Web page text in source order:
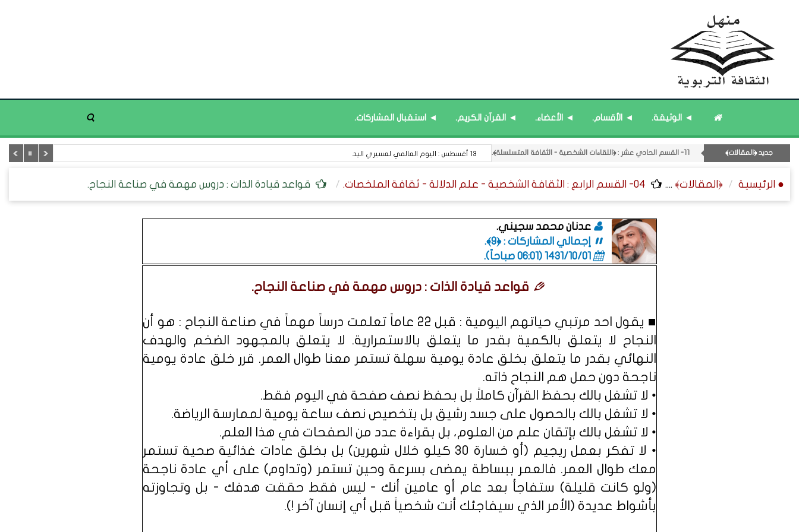
◄ الوثيقة. ◄ الأقسام. ◄ الأعضاء. ◄ القرآن الكريم. ◄ استقبال المشاركات.
جديد ﴿المقالات﴾
۝ قائمة مُحدَّثة : مختارات من المشاركات المُحدَّثة.
11- القسم الحادي عشر : ﴿اللقاءات الشخصية - الثقافة المتسلسلة﴾.
۝ قائمة مُثبتة : إدارة منهل الثقافة التربوية.
13 أغسطس : اليوم العالمي لعسيري اليد.
● الرئيسية ﴿المقالات﴾ .... 04- القسم الرابع : الثقافة الشخصية - علم الدلالة - ثقافة الملخصات. قواعد قيادة الذات : دروس مهمة في صناعة النجاح.
عدنان محمد سجيني.
إجمالي المشاركات : ﴿9﴾.
1431/10/01 (06:01 صباحاً)
.
قواعد قيادة الذات : دروس مهمة في صناعة النجاح.
■ يقول احد مرتبي حياتهم اليومية : قبل 22 عاماً تعلمت درساً مهماً في صناعة النجاح : هو أن
النجاح لا يتعلق بالكمية بقدر ما يتعلق بالاستمرارية. لا يتعلق بالمجهود الضخم والهدف
النهائي بقدر ما يتعلق بخلق عادة يومية سهلة تستمر معنا طوال العمر. قرر خلق عادة يومية
ناجحة دون حمل هم النجاح ذاته.
• لا تشغل بالك بحفظ القرآن كاملاً بل بحفظ نصف صفحة في اليوم فقط.
• لا تشغل بالك بالحصول على جسد رشيق بل بتخصيص نصف ساعة يومية لممارسة الرياضة.
• لا تشغل بالك بإتقان علم من العلوم، بل بقراءة عدد من الصفحات في هذا العلم.
• لا تفكر بعمل ريجيم (أو خسارة 30 كيلو خلال شهرين) بل بخلق عادات غذائية صحية تستمر
معك طوال العمر. فالعمر ببساطة يمضى بسرعة وحين تستمر (وتداوم) على أي عادة ناجحة
(ولو كانت قليلة) ستفاجأ بعد عام أو عامين أنك - ليس فقط حققت هدفك - بل وتجاوزته
بأشواط عديدة (الأمر الذي سيفاجئك أنت شخصياً قبل أي إنسان آخر !).